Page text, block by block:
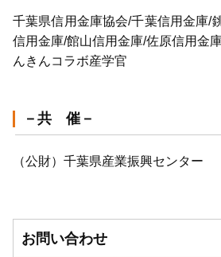
千葉県信用金庫協会/千葉信用金庫/
信用金庫/館山信用金庫/佐原信用金
んきんコラボ産学官
－共 催－
（公財）千葉県産業振興センター
お問い合わせ